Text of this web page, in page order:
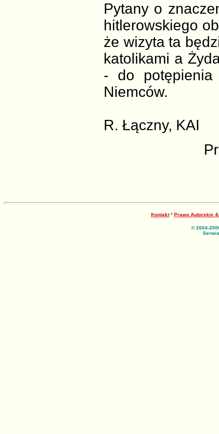
Pytany o
hitlerowskiego
że wizyta ta
katolikami a
- do potępienia
Niemców.
R. Łączny, KAI
Kontakt* Prawa Autorskie &
© 2004-